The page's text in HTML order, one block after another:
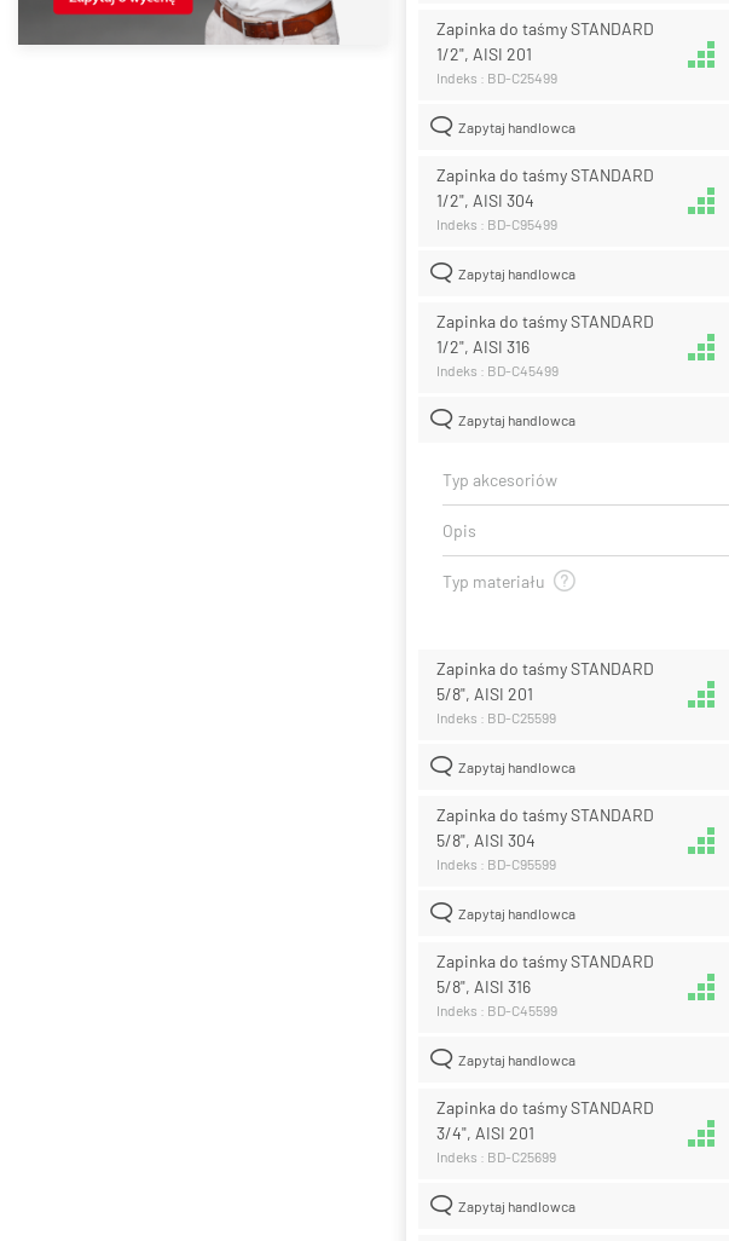
Zapinka do taśmy STANDARD
1/2", AISI 201
Indeks : BD-C25499
Zapytaj handlowca
Zapinka do taśmy STANDARD
1/2", AISI 304
Indeks : BD-C95499
Zapytaj handlowca
Zapinka do taśmy STANDARD
1/2", AISI 316
Indeks : BD-C45499
Zapytaj handlowca
Typ akcesoriów
Opis
Typ materiału
Zapinka do taśmy STANDARD
5/8", AISI 201
Indeks : BD-C25599
Zapytaj handlowca
Zapinka do taśmy STANDARD
5/8", AISI 304
Indeks : BD-C95599
Zapytaj handlowca
Zapinka do taśmy STANDARD
5/8", AISI 316
Indeks : BD-C45599
Zapytaj handlowca
Zapinka do taśmy STANDARD
3/4", AISI 201
Indeks : BD-C25699
Zapytaj handlowca